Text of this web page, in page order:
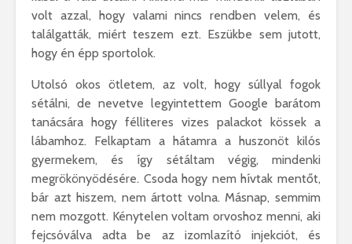
volt azzal, hogy valami nincs rendben velem, és
találgatták, miért teszem ezt. Eszükbe sem jutott,
hogy én épp sportolok.
Utolsó okos ötletem, az volt, hogy súllyal fogok
sétálni, de nevetve legyintettem Google barátom
tanácsára hogy félliteres vizes palackot kössek a
lábamhoz. Felkaptam a hátamra a huszonöt kilós
gyermekem, és így sétáltam végig, mindenki
megrökönyödésére. Csoda hogy nem hívtak mentőt,
bár azt hiszem, nem ártott volna. Másnap, semmim
nem mozgott. Kénytelen voltam orvoshoz menni, aki
fejcsóválva adta be az izomlazító injekciót, és